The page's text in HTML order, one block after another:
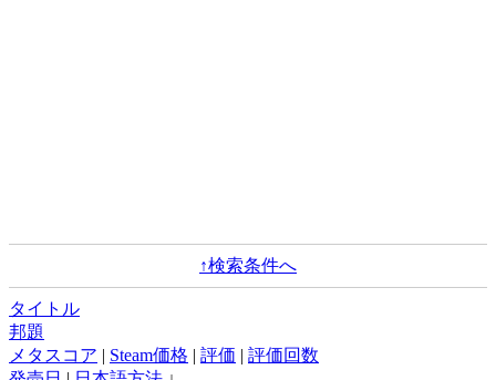
↑検索条件へ
タイトル
邦題
メタスコア | Steam価格 | 評価 | 評価回数